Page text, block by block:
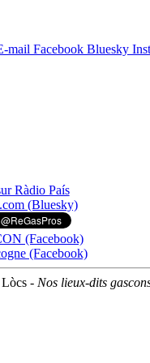
Ràdio País
(Bluesky)
(Facebook)
(Facebook)
- Nos lieux-dits